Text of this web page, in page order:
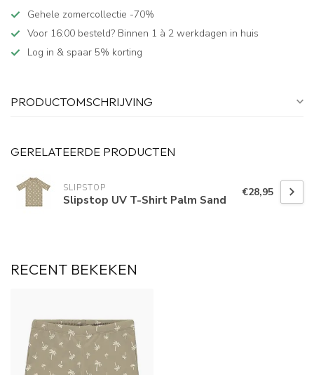
Gehele zomercollectie -70%
Voor 16:00 besteld? Binnen 1 à 2 werkdagen in huis
Log in & spaar 5% korting
PRODUCTOMSCHRIJVING
GERELATEERDE PRODUCTEN
SLIPSTOP
Slipstop UV T-Shirt Palm Sand €28,95
RECENT BEKEKEN